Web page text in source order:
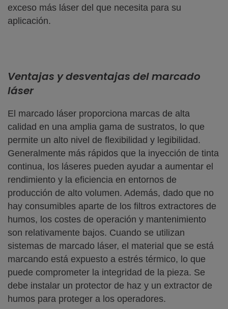
exceso más láser del que necesita para su
aplicación.
Ventajas y desventajas del marcado
láser
El marcado láser proporciona marcas de alta
calidad en una amplia gama de sustratos, lo que
permite un alto nivel de flexibilidad y legibilidad.
Generalmente más rápidos que la inyección de tinta
continua, los láseres pueden ayudar a aumentar el
rendimiento y la eficiencia en entornos de
producción de alto volumen. Además, dado que no
hay consumibles aparte de los filtros extractores de
humos, los costes de operación y mantenimiento
son relativamente bajos. Cuando se utilizan
sistemas de marcado láser, el material que se está
marcando está expuesto a estrés térmico, lo que
puede comprometer la integridad de la pieza. Se
debe instalar un protector de haz y un extractor de
humos para proteger a los operadores.